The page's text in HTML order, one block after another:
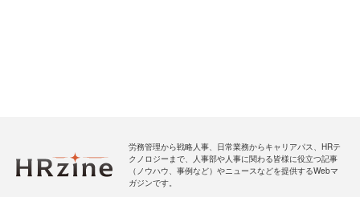
労務管理から戦略人事、日常業務からキャリアパス、HRテ
クノロジーまで、人事部や人事に関わる皆様に役立つ記事
（ノウハウ、事例など）やニュースなどを提供するWebマ
ガジンです。